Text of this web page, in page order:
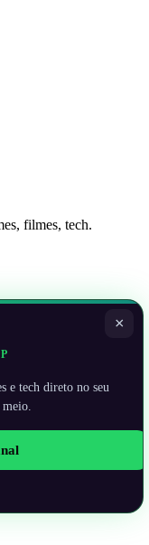
filmes, tech.
×
e tech direto no seu